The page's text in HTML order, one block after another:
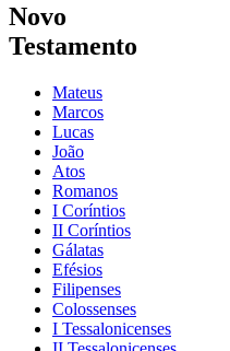
Novo
Testamento
Mateus
Marcos
Lucas
João
Atos
Romanos
I Coríntios
II Coríntios
Gálatas
Efésios
Filipenses
Colossenses
I Tessalonicenses